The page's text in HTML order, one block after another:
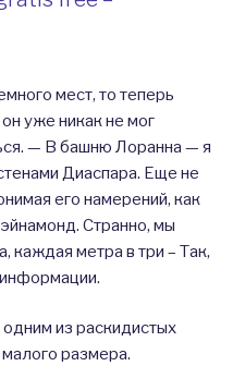
мест, то теперь
уже никак не мог
— В башню Лоранна — я
Диаспара. Еще не
его намерений, как
Странно, мы
каждая метра в три – Так,
из раскидистых
размера.